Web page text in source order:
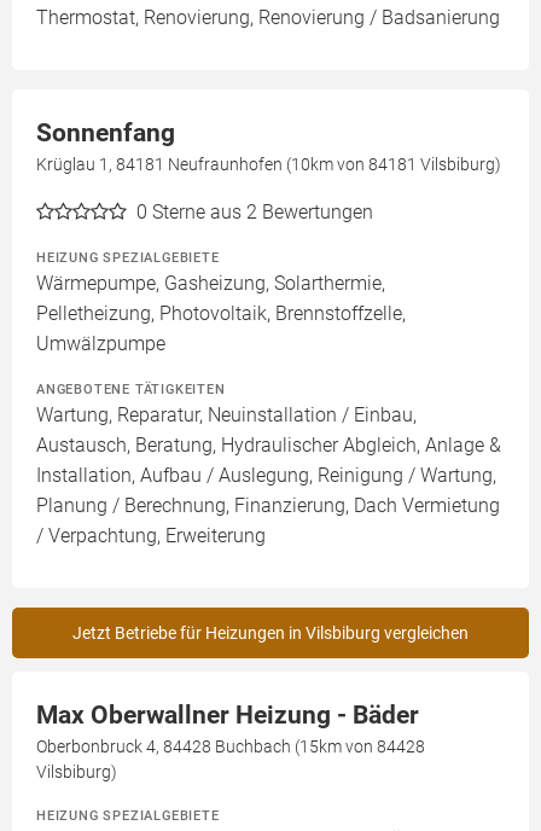
Thermostat, Renovierung, Renovierung / Badsanierung
Sonnenfang
Krüglau 1, 84181 Neufraunhofen (10km von 84181 Vilsbiburg)
0 Sterne aus 2 Bewertungen
HEIZUNG SPEZIALGEBIETE
Wärmepumpe, Gasheizung, Solarthermie,
Pelletheizung, Photovoltaik, Brennstoffzelle,
Umwälzpumpe
ANGEBOTENE TÄTIGKEITEN
Wartung, Reparatur, Neuinstallation / Einbau,
Austausch, Beratung, Hydraulischer Abgleich, Anlage &
Installation, Aufbau / Auslegung, Reinigung / Wartung,
Planung / Berechnung, Finanzierung, Dach Vermietung
/ Verpachtung, Erweiterung
Jetzt Betriebe für Heizungen in Vilsbiburg vergleichen
Max Oberwallner Heizung - Bäder
Oberbonbruck 4, 84428 Buchbach (15km von 84428
Vilsbiburg)
HEIZUNG SPEZIALGEBIETE